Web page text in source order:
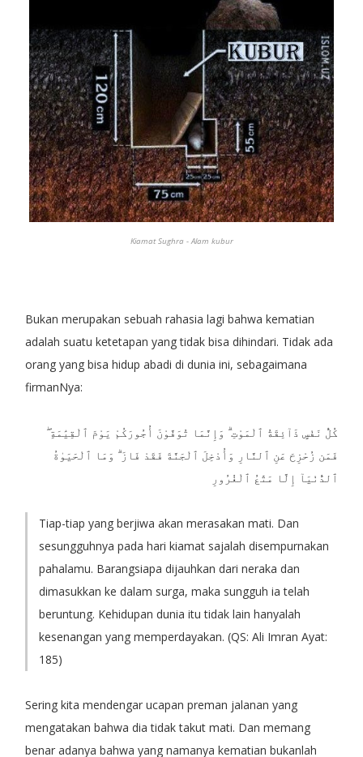
Kiamat Sughra - Alam kubur
Bukan merupakan sebuah rahasia lagi bahwa kematian
adalah suatu ketetapan yang tidak bisa dihindari. Tidak ada
orang yang bisa hidup abadi di dunia ini, sebagaimana
firmanNya:
كُلُّ نَفْسٍ ذَآئِقَةُ ٱلْمَوْتِ ۗ وَإِنَّمَا تُوَفَّوْنَ أُجُورَكُمْ يَوْمَ ٱلْقِيَٰمَةِ ۖ
فَمَن زُحْزِحَ عَنِ ٱلنَّارِ وَأُدْخِلَ ٱلْجَنَّةَ فَقَدْ فَازَ ۗ وَمَا ٱلْحَيَوٰةُ
ٱلدُّنْيَآ إِلَّا مَتَٰعُ ٱلْغُرُورِ
Tiap-tiap yang berjiwa akan merasakan mati. Dan
sesungguhnya pada hari kiamat sajalah disempurnakan
pahalamu. Barangsiapa dijauhkan dari neraka dan
dimasukkan ke dalam surga, maka sungguh ia telah
beruntung. Kehidupan dunia itu tidak lain hanyalah
kesenangan yang memperdayakan. (QS: Ali Imran Ayat:
185)
Sering kita mendengar ucapan preman jalanan yang
mengatakan bahwa dia tidak takut mati. Dan memang
benar adanya bahwa yang namanya kematian bukanlah